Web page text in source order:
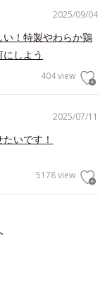
2025/09/04
！特製やわらか鶏
しよう
404 view
2025/07/11
いです！
5178 view